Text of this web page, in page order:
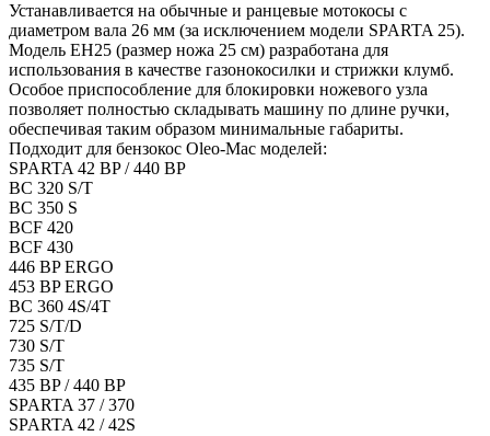
Устанавливается на обычные и ранцевые мотокосы с
диаметром вала 26 мм (за исключением модели SPARTA 25).
Модель ЕН25 (размер ножа 25 см) разработана для
использования в качестве газонокосилки и стрижки клумб.
Особое приспособление для блокировки ножевого узла
позволяет полностью складывать машину по длине ручки,
обеспечивая таким образом минимальные габариты.
Подходит для бензокос Oleo-Mac моделей:
SPARTA 42 BP / 440 BP
BC 320 S/T
BC 350 S
BCF 420
BCF 430
446 BP ERGO
453 BP ERGO
BC 360 4S/4T
725 S/T/D
730 S/T
735 S/T
435 BP / 440 BP
SPARTA 37 / 370
SPARTA 42 / 42S